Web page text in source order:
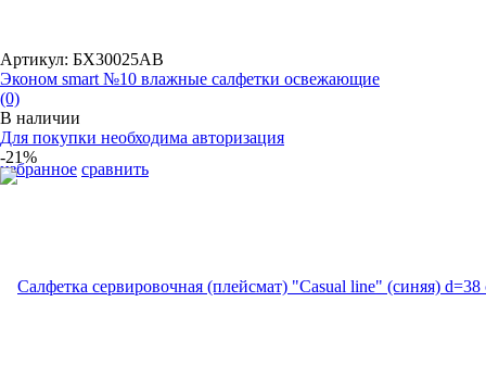
избранное сравнить
Артикул: БХ30025АВ
Эконом smart №10 влажные салфетки освежающие
(0)
В наличии
Для покупки необходима авторизация
-21%